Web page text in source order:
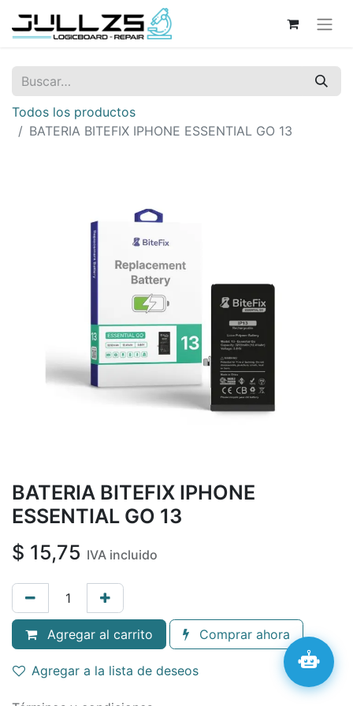
Todos los productos
BATERIA BITEFIX IPHONE ESSENTIAL GO 13
BATERIA BITEFIX IPHONE
ESSENTIAL GO 13
$ 15,75 IVA incluido
Agregar al carrito Comprar ahora
Agregar a la lista de deseos